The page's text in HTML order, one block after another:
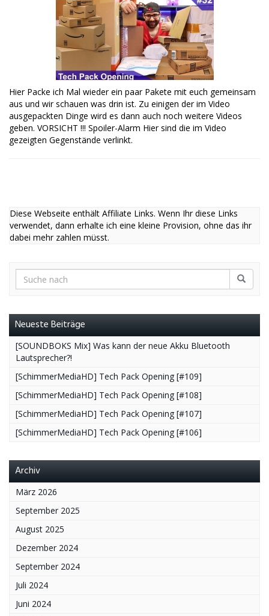
Hier Packe ich Mal wieder ein paar Pakete mit euch gemeinsam
aus und wir schauen was drin ist. Zu einigen der im Video
ausgepackten Dinge wird es dann auch noch weitere Videos
geben. VORSICHT !!! Spoiler-Alarm Hier sind die im Video
gezeigten Gegenstände verlinkt.
Diese Webseite enthält Affiliate Links. Wenn Ihr diese Links
verwendet, dann erhalte ich eine kleine Provision, ohne das ihr
dabei mehr zahlen müsst.
Neueste Beiträge
[SOUNDBOKS Mix] Was kann der neue Akku Bluetooth
Lautsprecher?!
[SchimmerMediaHD] Tech Pack Opening [#109]
[SchimmerMediaHD] Tech Pack Opening [#108]
[SchimmerMediaHD] Tech Pack Opening [#107]
[SchimmerMediaHD] Tech Pack Opening [#106]
Archiv
März 2026
September 2025
August 2025
Dezember 2024
September 2024
Juli 2024
Juni 2024